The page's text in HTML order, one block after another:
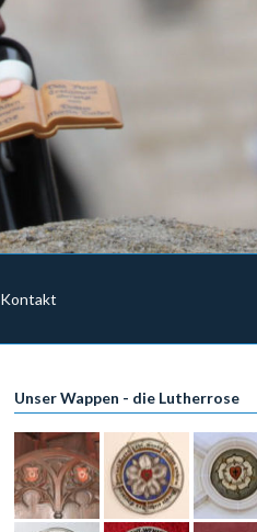
Kontakt
Unser Wappen - die Lutherrose